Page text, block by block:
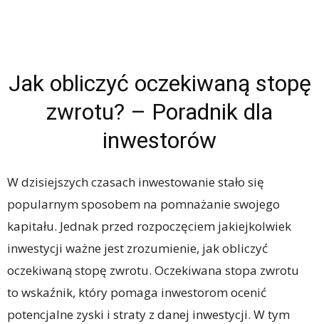
Jak obliczyć oczekiwaną stopę
zwrotu? – Poradnik dla
inwestorów
W dzisiejszych czasach inwestowanie stało się
popularnym sposobem na pomnażanie swojego
kapitału. Jednak przed rozpoczęciem jakiejkolwiek
inwestycji ważne jest zrozumienie, jak obliczyć
oczekiwaną stopę zwrotu. Oczekiwana stopa zwrotu
to wskaźnik, który pomaga inwestorom ocenić
potencjalne zyski i straty z danej inwestycji. W tym